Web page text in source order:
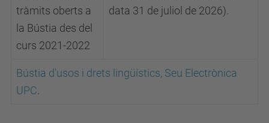
Bústia d'usos i drets lingüístics, Seu Electrònica
UPC
tràmits oberts a
la Bústia des del
curs 2021-2022
data 31 de juliol de 2026).